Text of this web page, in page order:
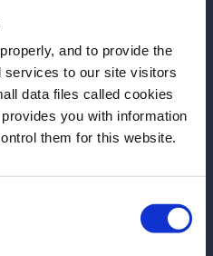
and to provide the
services to our site visitors
data files called cookies
you with information
them for this website.
saber sua